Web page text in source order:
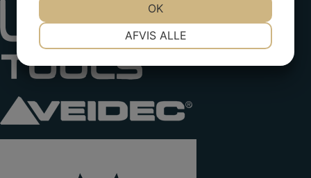
MARKETING
AFVIS ALLE
OK